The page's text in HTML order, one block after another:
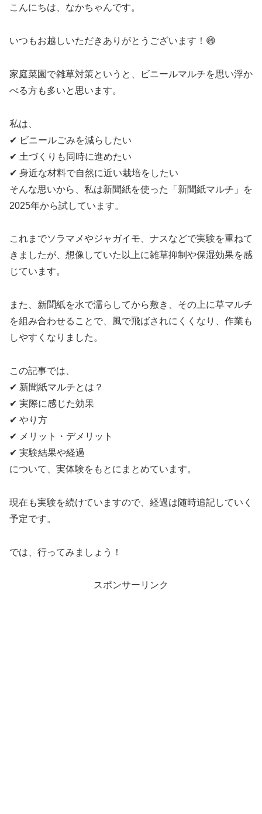
こんにちは、なかちゃんです。
いつもお越しいただきありがとうございます！😄
家庭菜園で雑草対策というと、ビニールマルチを思い浮か
べる方も多いと思います。
私は、
✔ ビニールごみを減らしたい
✔ 土づくりも同時に進めたい
✔ 身近な材料で自然に近い栽培をしたい
そんな思いから、私は新聞紙を使った「新聞紙マルチ」を
2025年から試しています。
これまでソラマメやジャガイモ、ナスなどで実験を重ねて
きましたが、想像していた以上に雑草抑制や保湿効果を感
じています。
また、新聞紙を水で濡らしてから敷き、その上に草マルチ
を組み合わせることで、風で飛ばされにくくなり、作業も
しやすくなりました。
この記事では、
✔ 新聞紙マルチとは？
✔ 実際に感じた効果
✔ やり方
✔ メリット・デメリット
✔ 実験結果や経過
について、実体験をもとにまとめています。
現在も実験を続けていますので、経過は随時追記していく
予定です。
では、行ってみましょう！
スポンサーリンク